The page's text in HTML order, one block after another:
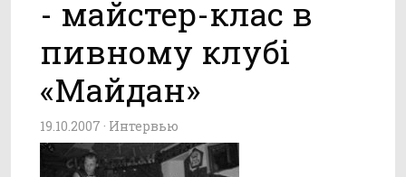
- майстер-клас в
пивному клубі
«Майдан»
19.10.2007 · Интервью